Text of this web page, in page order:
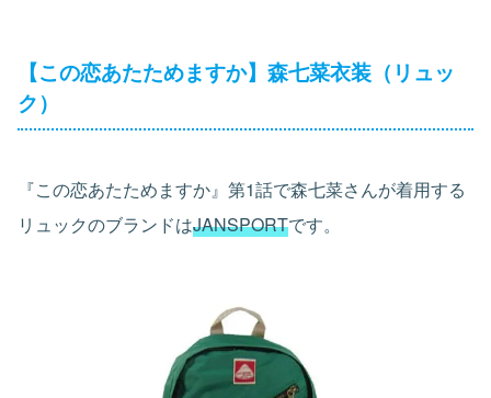
【この恋あたためますか】森七菜衣装（リュッ
ク）
『この恋あたためますか』第1話で森七菜さんが着用する
リュックのブランドはJANSPORTです。